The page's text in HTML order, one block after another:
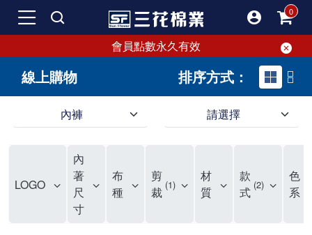
會員點數永久有效
線上購物 排序方式：
內褲 請選擇
LOGO
內
著
尺
寸
布
種
剪
裁 1
材
質
款
式 2
色
系